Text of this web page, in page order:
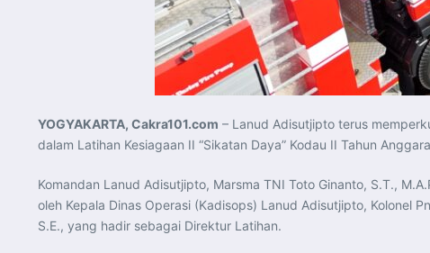
YOGYAKARTA, Cakra101.com – Lanud Adisutjipto terus
dalam Latihan Kesiagaan II “Sikatan Daya” Kodau II Tahun
Komandan Lanud Adisutjipto, Marsma TNI Toto Ginanto, S.T.,
oleh Kepala Dinas Operasi (Kadisops) Lanud Adisutjipto, Kolonel
S.E., yang hadir sebagai Direktur Latihan.